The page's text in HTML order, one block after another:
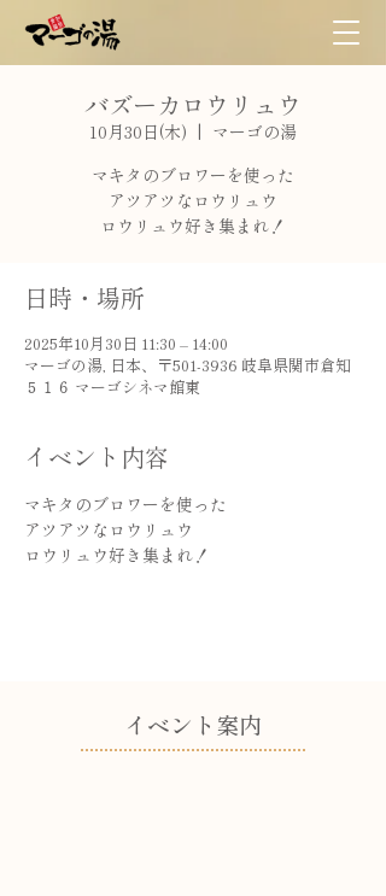
バズーカロウリュウ
10月30日(木)
  |
マーゴの湯
マキタのブロワーを使った
アツアツなロウリュウ
ロウリュウ好き集まれ！
日時・場所
2025年10月30日 11:30 – 14:00
マーゴの湯, 日本、〒501-3936 岐阜県関市倉知
５１６ マーゴシネマ館東
イベント内容
マキタのブロワーを使った
アツアツなロウリュウ
ロウリュウ好き集まれ！
​イベント案内